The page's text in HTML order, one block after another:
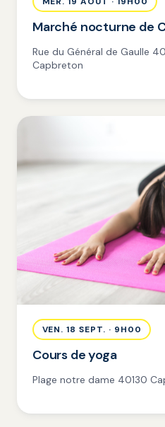
Marché nocturne de
Rue du Général de Gaulle
Capbreton
VEN. 18 SEPT. · 9H00
Cours de yoga
Plage notre dame 40130